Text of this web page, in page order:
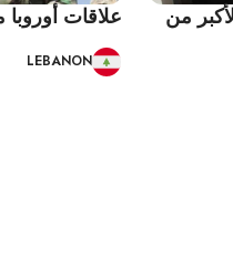
من
علاقات
LEBANON